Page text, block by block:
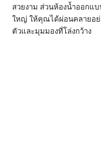
สวยงาม ส่วนห้องน้ำออกแ
ใหญ่ ให้คุณได้ผ่อนคลายอย่
ตัวและมุมมองที่โล่งกว้าง